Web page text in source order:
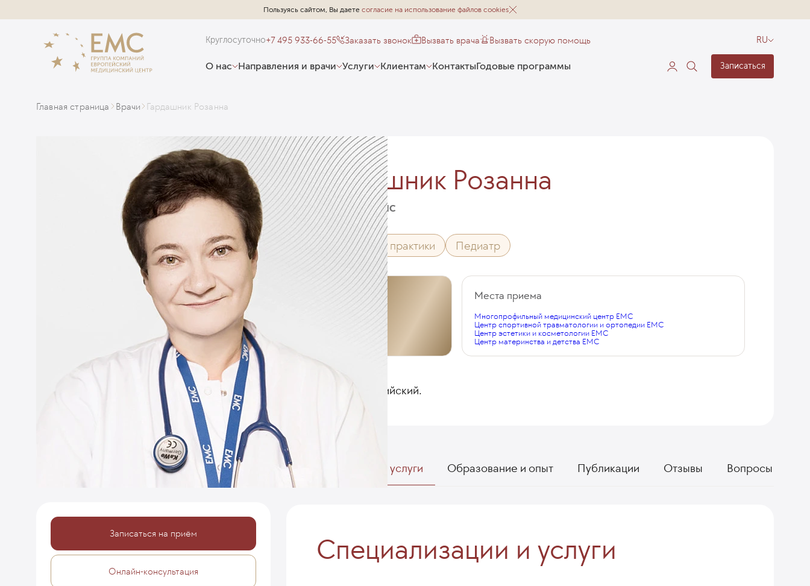
Пользуясь сайтом, Вы даете согласие на использование файлов cookies
Круглосуточно+7 495 933-66-55 Заказать звонок Вызвать врача Вызвать скорую помощь RU
О нас Направления и врачи Услуги Клиентам КонтактыГодовые программы Записаться
Главная страница Врачи Гардашник Розанна
Записаться на приём
Онлайн-консультация
Гардашник Розанна
Главный врач ЕМС
Врач общей практики Педиатр
Общий стаж
38 лет
Места приема
Многопрофильный медицинский центр EMC
Центр спортивной травматологии и ортопедии EMC
Центр эстетики и косметологии EMC
Центр материнства и детства EMC
Русский, английский.
Специализации и услуги Образование и опыт Публикации Отзывы Вопросы
Специализации и услуги